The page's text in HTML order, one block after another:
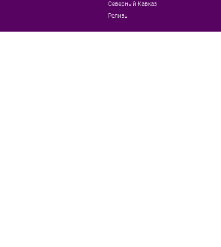
Северный Кавказ
Релизы